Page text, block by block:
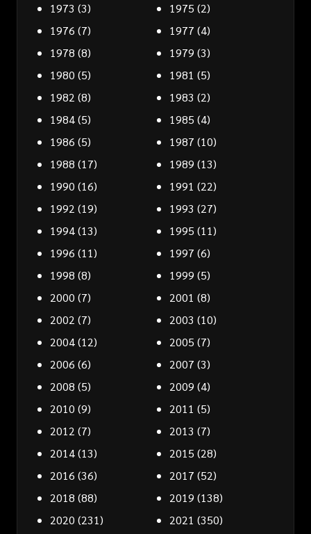
1973 (3) 1975 (2)
1976 (7) 1977 (4)
1978 (8) 1979 (3)
1980 (5) 1981 (5)
1982 (8) 1983 (2)
1984(5) 1985 (4)
1986 (5) 1987 (10)
1988 (17) 1989 (13)
1990 (16) 1991 (22)
1992 (19) 1993 (27)
1994(13) 1995 (11)
1996 (11) 1997 (6)
1998 (8) 1999 (5)
2000 (7) 2001 (8)
2002 (7) 2003 (10)
2004(12) 2005 (7)
2006 (6) 2007 (3)
2008 (5) 2009 (4)
2010 (9) 2011 (5)
2012 (7) 2013 (7)
2014(13) 2015 (28)
2016 (36) 2017 (52)
2018 (88) 2019 (138)
2020 (231) 2021 (350)